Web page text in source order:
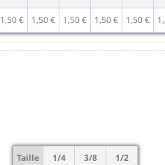
1,50 € 1,50 € 1,50 € 1,50 € 1,50 €
Taille 1/4 3/8 1/2